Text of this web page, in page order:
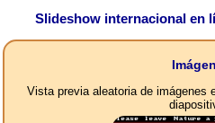
Slideshow internacional en
Vista previa aleatoria de imágenes